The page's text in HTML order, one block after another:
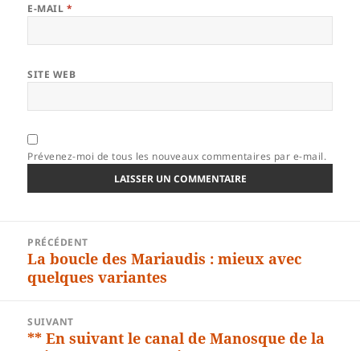
E-MAIL *
SITE WEB
Prévenez-moi de tous les nouveaux commentaires par e-mail.
l’article
PRÉCÉDENT
Article
précédent :
La boucle des Mariaudis : mieux avec
quelques variantes
SUIVANT
Article
** En suivant le canal de Manosque de la